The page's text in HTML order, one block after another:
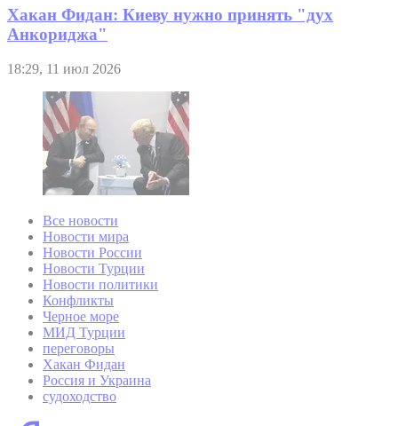
Хакан Фидан: Киеву нужно принять "дух
Анкориджа"
18:29, 11 июл 2026
Все новости
Новости мира
Новости России
Новости Турции
Новости политики
Конфликты
Черное море
МИД Турции
переговоры
Хакан Фидан
Россия и Украина
судоходство